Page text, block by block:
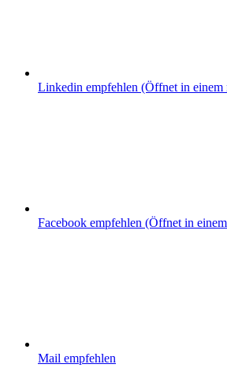
Linkedin empfehlen (Öffnet in einem
Facebook empfehlen (Öffnet in
Mail empfehlen